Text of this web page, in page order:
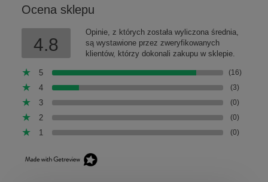
Ocena sklepu
4.8
Opinie, z których została wyliczona średnia,
są wystawione przez zweryfikowanych
klientów, którzy dokonali zakupu w sklepie.
5 (16)
4 (3)
3 (0)
2 (0)
1 (0)